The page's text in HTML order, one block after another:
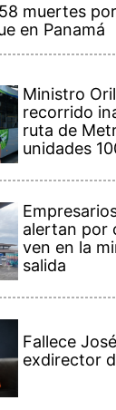
muertes
en Panamá
Ministro
recorrido
ruta de
unidades
alertan por
ven en la
salida
Fallece
exdirector